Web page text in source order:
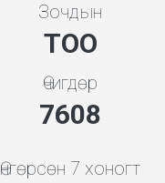
Зочдын
ТОО
Өчигдөр
7608
Өнгөрсөн 7 хоногт